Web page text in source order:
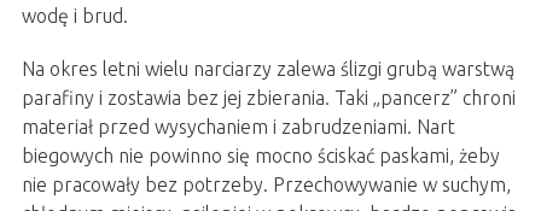
wodę i brud.
Na okres letni wielu narciarzy zalewa ślizgi grubą warstwą
parafiny i zostawia bez jej zbierania. Taki „pancerz” chroni
materiał przed wysychaniem i zabrudzeniami. Nart
biegowych nie powinno się mocno ściskać paskami, żeby
nie pracowały bez potrzeby. Przechowywanie w suchym,